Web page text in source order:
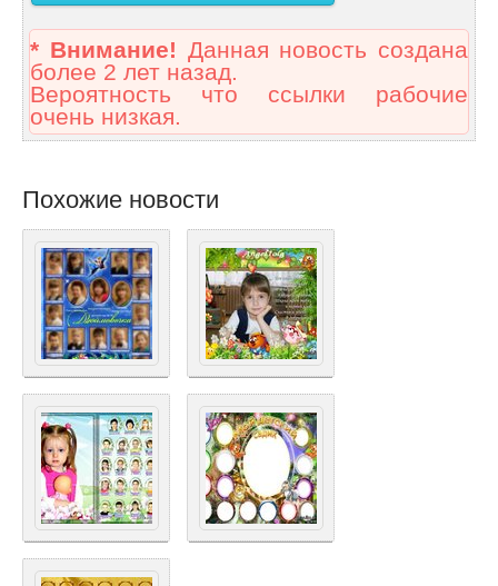
* Внимание! Данная новость создана
более 2 лет назад.
Вероятность что ссылки рабочие
очень низкая.
Похожие новости